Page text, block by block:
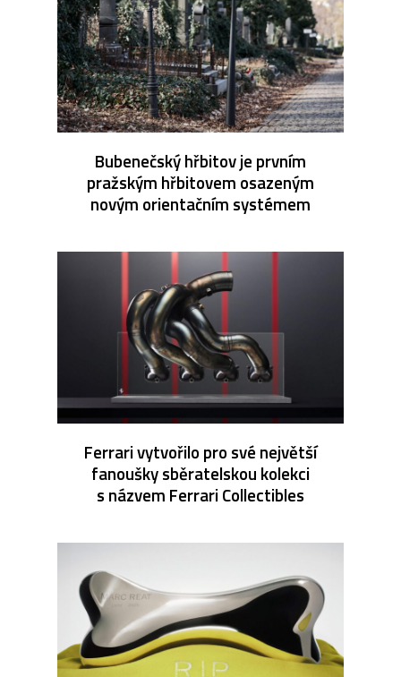
Bubenečský hřbitov je prvním
pražským hřbitovem osazeným
novým orientačním systémem
Ferrari vytvořilo pro své největší
fanoušky sběratelskou kolekci
s názvem Ferrari Collectibles